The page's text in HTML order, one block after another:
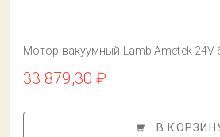
Мотор вакуумный Lamb Ametek 24V
33 879,30 ₽
В